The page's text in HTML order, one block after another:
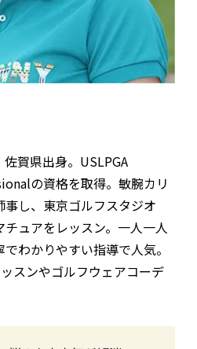
賀県出身。USLPGA
の資格を取得。敏腕カリ
し、東京ゴルフスタジオ
チュアをレッスン。一人一人
わかりやすい指導で人気。
スンやゴルフウェアコーデ